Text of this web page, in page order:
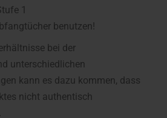
1
benutzen!
bei der
unterschiedlichen
kann es dazu kommen, dass
nicht authentisch